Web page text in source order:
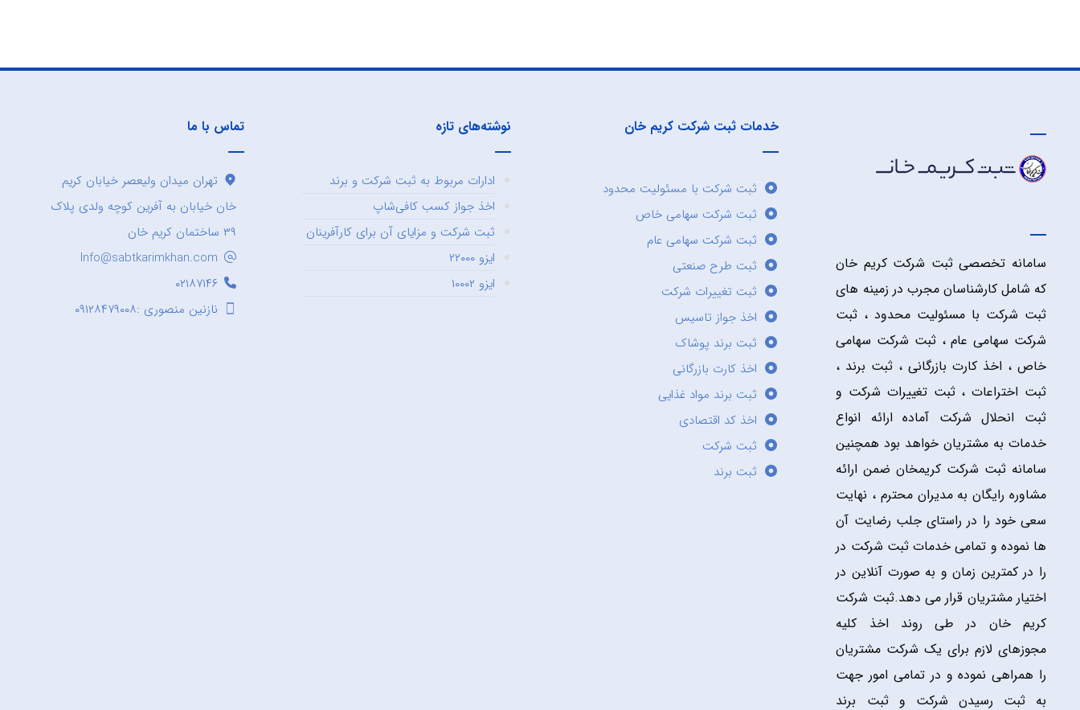
سامانه تخصصی ثبت شرکت کریم خان
که شامل کارشناسان مجرب در زمینه های
ثبت شرکت با مسئولیت محدود ، ثبت
شرکت سهامی عام ، ثبت شرکت سهامی
خاص ، اخذ کارت بازرگانی ، ثبت برند ،
ثبت اختراعات ، ثبت تغییرات شرکت و
ثبت انحلال شرکت آماده ارائه انواع
خدمات به مشتریان خواهد بود همچنین
سامانه ثبت شرکت کریمخان ضمن ارائه
مشاوره رایگان به مدیران محترم ، نهایت
سعی خود را در راستای جلب رضایت آن
ها نموده و تمامی خدمات ثبت شرکت در
را در کمترین زمان و به صورت آنلاین در
اختیار مشتریان قرار می دهد.ثبت شرکت
کریم خان در طی روند اخذ کلیه
مجوزهای لازم برای یک شرکت مشتریان
را همراهی نموده و در تمامی امور جهت
به ثبت رسیدن شرکت و ثبت برند
خدمات ثبت شرکت کریم خان
ثبت شرکت با مسئولیت محدود
ثبت شرکت سهامی خاص
ثبت شرکت سهامی عام
ثبت طرح صنعتی
ثبت تغییرات شرکت
اخذ جواز تاسیس
ثبت برند پوشاک
اخذ کارت بازرگانی
ثبت برند مواد غذایی
اخذ کد اقتصادی
ثبت شرکت
ثبت برند
نوشته‌های تازه
ادارات مربوط به ثبت شرکت و برند
اخذ جواز کسب کافی‌شاپ
ثبت شرکت و مزایای آن برای کارآفرینان
ایزو ۲۲۰۰۰
ایزو ۱۰۰۰۲
تماس با ما
تهران میدان ولیعصر خیابان کریم
خان خیابان به آفرین کوچه ولدی پلاک
۳۹ ساختمان کریم خان
Info@sabtkarimkhan.com
۰۲۱۸۷۱۴۶
نازنین منصوری :۰۹۱۲۸۴۷۹۰۰۸